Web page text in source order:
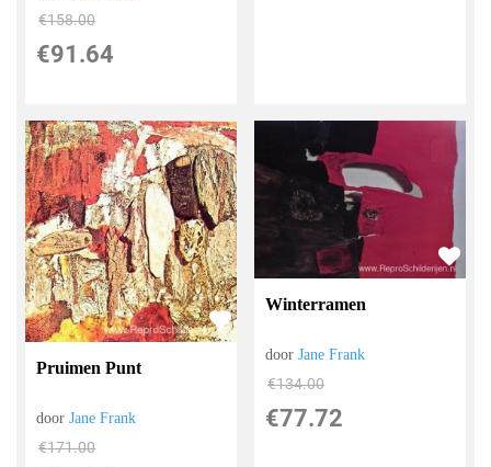
€158.00
€91.64
Pruimen Punt
doorJane Frank
€171.00
Winterramen
doorJane Frank
€134.00
€77.72